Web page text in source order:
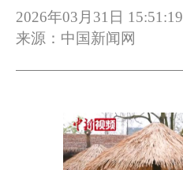
2026年03月31日 15:51:19
来源：中国新闻网